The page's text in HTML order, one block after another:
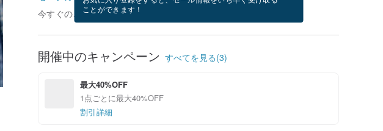
ことができます！
今すぐのご注文で8/20~8/30にお届け予定です。
開催中のキャンペーン すべてを見る(3)
最大40%OFF
1点ごとに最大40%OFF
割引詳細